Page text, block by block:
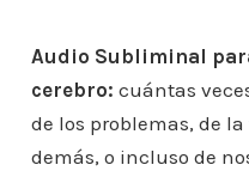
Audio Subliminal
cerebro: cuántas
de los problemas, de
demás, o incluso de